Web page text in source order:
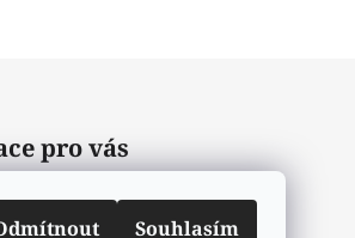
Souhlasím
pro vás